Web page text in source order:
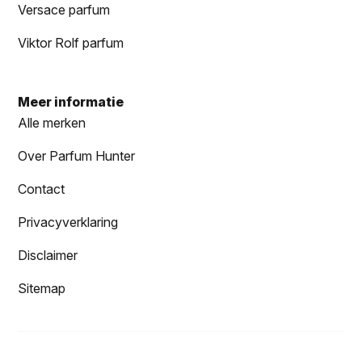
Versace parfum
Viktor Rolf parfum
Meer informatie
Alle merken
Over Parfum Hunter
Contact
Privacyverklaring
Disclaimer
Sitemap